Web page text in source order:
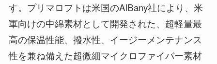
す。プリマロフトは米国のAlBany社により、米
軍向けの中綿素材として開発された、超軽量最
高の保温性能、撥水性、イージーメンテナンス
性を兼ね備えた超微細マイクロファイバー素材